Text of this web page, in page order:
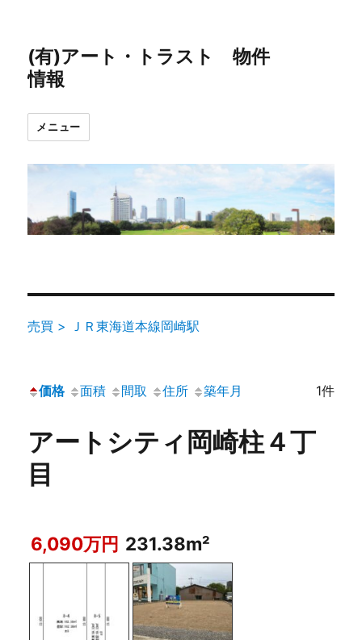
(有)アート・トラスト 物件
情報
メニュー
売買 > ＪＲ東海道本線岡崎駅
価格 面積 間取 住所 築年月 1件
アートシティ岡崎柱４丁
目
6,090万円 231.38m²